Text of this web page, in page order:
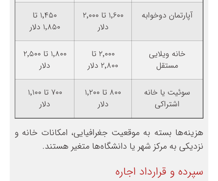
آپارتمان دو‌خوابه
۱٬۶۰۰ تا ۲٬۰۰۰
دلار
۱٬۴۵۰ تا
۱٬۸۵۰ دلار
خانه ویلایی
مستقل
۲٬۰۰۰ تا
۲٬۸۰۰ دلار
۱٬۸۰۰ تا ۲٬۵۰۰
دلار
سوئیت یا خانه
اشتراکی
۸۰۰ تا ۱٬۲۰۰
دلار
۷۰۰ تا ۱٬۱۰۰
دلار
هزینه‌ها بسته به موقعیت جغرافیایی، امکانات خانه و
نزدیکی به مرکز شهر یا دانشگاه‌ها متغیر هستند.
سپرده و قرارداد اجاره